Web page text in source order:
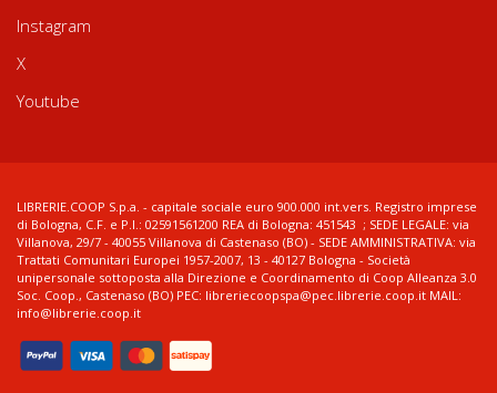
Instagram
X
Youtube
LIBRERIE.COOP S.p.a. - capitale sociale euro 900.000 int.vers. Registro imprese
di Bologna, C.F. e P.I.: 02591561200 REA di Bologna: 451543 ; SEDE LEGALE: via
Villanova, 29/7 - 40055 Villanova di Castenaso (BO) - SEDE AMMINISTRATIVA: via
Trattati Comunitari Europei 1957-2007, 13 - 40127 Bologna - Società
unipersonale sottoposta alla Direzione e Coordinamento di Coop Alleanza 3.0
Soc. Coop., Castenaso (BO) PEC: libreriecoopspa@pec.librerie.coop.it MAIL:
info@librerie.coop.it